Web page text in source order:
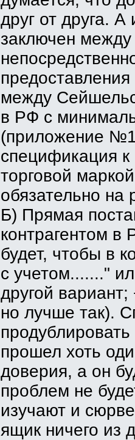
друг от друга.
заключен
между
в РФ с
(приложение №1
спецификация
торговой
обязательно на
Б) Прямая
контрагентом в
будет, чтобы в
с учетом......."
другой
но лучше так).
прошел хоть
доверия, а он
проблем не
изучают и
ящик ничего из